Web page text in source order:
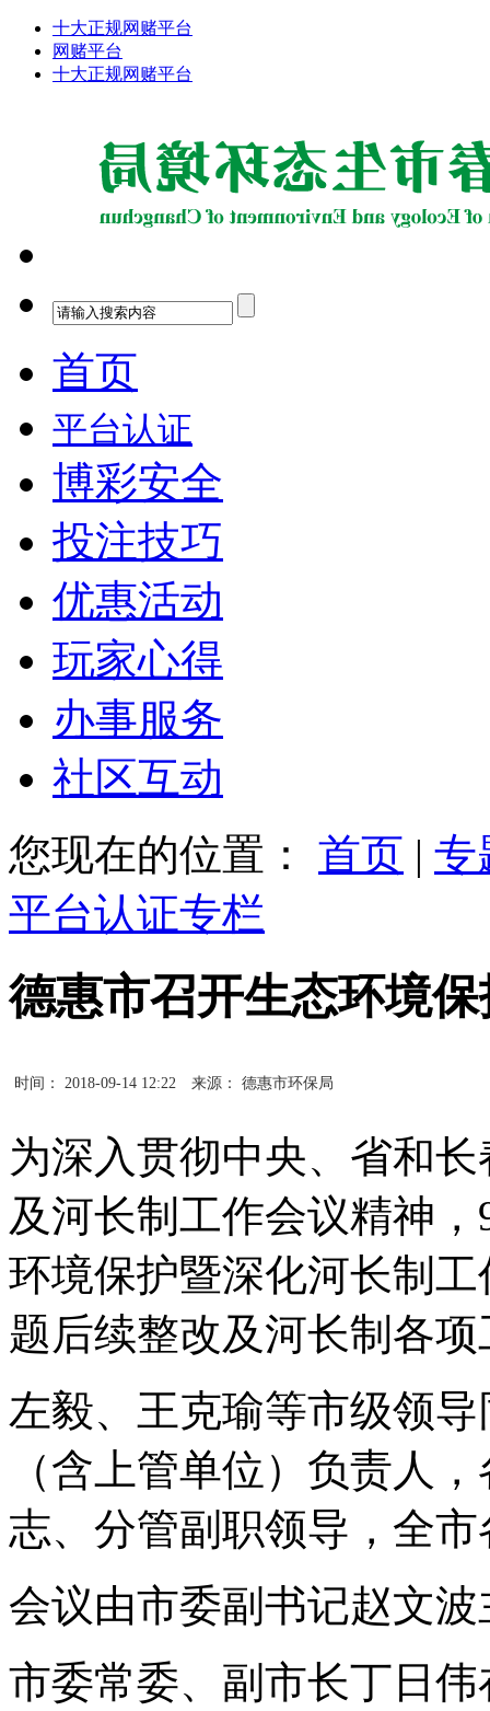
十大正规网赌平台
网赌平台
十大正规网赌平台
首页
平台认证
博彩安全
投注技巧
优惠活动
玩家心得
办事服务
社区互动
您现在的位置： 首页 | 专
平台认证专栏
德惠市召开生态环境
时间： 2018-09-14 12:22 来源： 德惠市环保局
为深入贯彻中央、省和
及河长制工作会议精神
环境保护暨深化河长制
题后续整改及河长制各
左毅、王克瑜等市级领
（含上管单位）负责人
志、分管副职领导，全
会议由市委副书记赵文波
市委常委、副市长丁日